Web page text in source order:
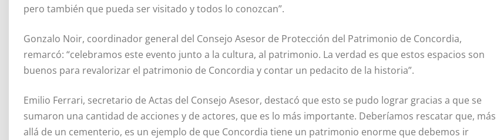
pero también que pueda ser visitado y todos lo conozcan”.
Gonzalo Noir, coordinador general del Consejo Asesor de Protección del Patrimonio de Concordia,
remarcó: “celebramos este evento junto a la cultura, al patrimonio. La verdad es que estos espacios son
buenos para revalorizar el patrimonio de Concordia y contar un pedacito de la historia”.
Emilio Ferrari, secretario de Actas del Consejo Asesor, destacó que esto se pudo lograr gracias a que se
sumaron una cantidad de acciones y de actores, que es lo más importante. Deberíamos rescatar que, más
allá de un cementerio, es un ejemplo de que Concordia tiene un patrimonio enorme que debemos ir